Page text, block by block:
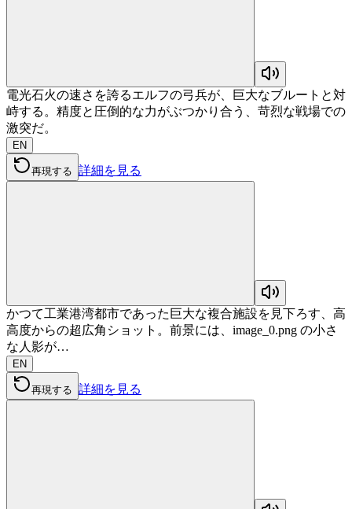
電光石火の速さを誇るエルフの弓兵が、巨大なブルートと対
峙する。精度と圧倒的な力がぶつかり合う、苛烈な戦場での
激突だ。
EN
再現する 詳細を見る
かつて工業港湾都市であった巨大な複合施設を見下ろす、高
高度からの超広角ショット。前景には、image_0.png の小さ
な人影が…
EN
再現する 詳細を見る